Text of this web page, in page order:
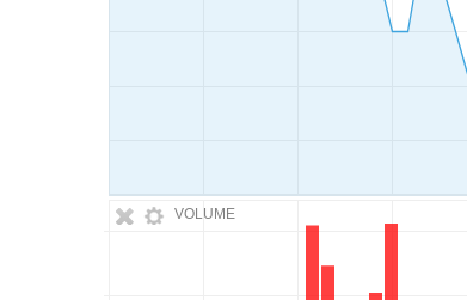
VOLUME